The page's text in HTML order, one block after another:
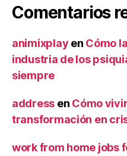
Comentarios
animixplay en Cómo
industria de los
siempre
address en Cómo
transformación en
work from home jobs